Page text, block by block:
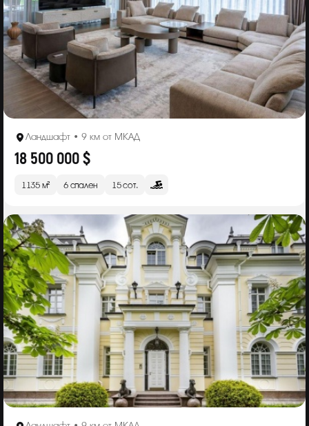
Ландшафт • 9 км от МКАД
18 500 000 $
1135 м² 6 спален 15 сот.